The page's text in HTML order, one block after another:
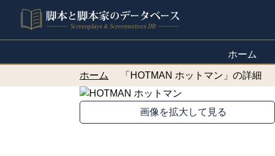
ホーム
ホーム 「HOTMAN ホットマン」の詳細
画像を拡大して見る